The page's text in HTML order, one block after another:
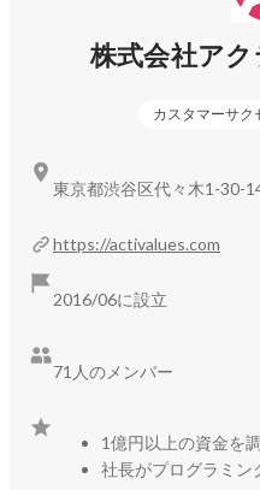
株式会社ア
カスタマーサク
https://activalues.com
2016/06に設立
71人のメンバー
1億円以上の資金を
社長がプログラミン
東京都渋谷区代々木1-30-